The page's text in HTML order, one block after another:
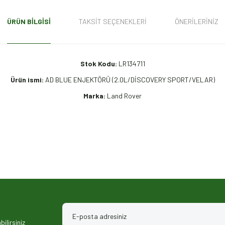
ÜRÜN BILGISI TAKSIT SEÇENEKLERI ÖNERILERINIZ
Stok Kodu: LR134711
Ürün ismi: AD BLUE ENJEKTÖRÜ (2.0L/DİSCOVERY SPORT/VELAR)
Marka: Land Rover